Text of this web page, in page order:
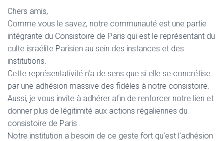
Chers amis,
Comme vous le savez, notre communauté est une partie
intégrante du Consistoire de Paris qui est le représentant du
culte israélite Parisien au sein des instances et des
institutions.
Cette représentativité n’a de sens que si elle se concrétise
par une adhésion massive des fidèles à notre consistoire.
Aussi, je vous invite à adhérer afin de renforcer notre lien et
donner plus de légitimité aux actions régaliennes du
consistoire de Paris .
Notre institution a besoin de ce geste fort qu’est l’adhésion